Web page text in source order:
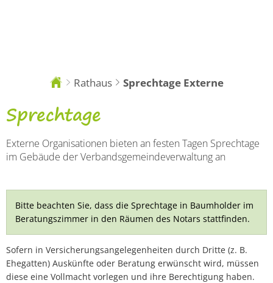
Sie
hier:
Rathaus Sprechtage Externe
Sprechtage
von
externen
der
Verbandsgemeindeverwaltung
Baumholder
Sprechtage
Externe Organisationen bieten an festen Tagen Sprechtage
im Gebäude der Verbandsgemeindeverwaltung an
Bitte beachten Sie, dass die Sprechtage in Baumholder im
Beratungszimmer in den Räumen des Notars stattfinden.
Sofern in Versicherungsangelegenheiten durch Dritte (z. B.
Ehegatten) Auskünfte oder Beratung erwünscht wird, müssen
diese eine Vollmacht vorlegen und ihre Berechtigung haben.